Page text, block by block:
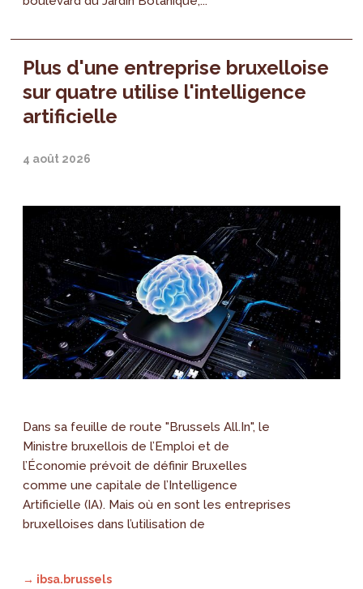
Plus d'une entreprise bruxelloise
sur quatre utilise l'intelligence
artificielle
4 août 2026
Dans sa feuille de route "Brussels All.In", le
Ministre bruxellois de l’Emploi et de
l’Économie prévoit de définir Bruxelles
comme une capitale de l’Intelligence
Artificielle (IA). Mais où en sont les entreprises
bruxelloises dans l’utilisation de
→ ibsa.brussels